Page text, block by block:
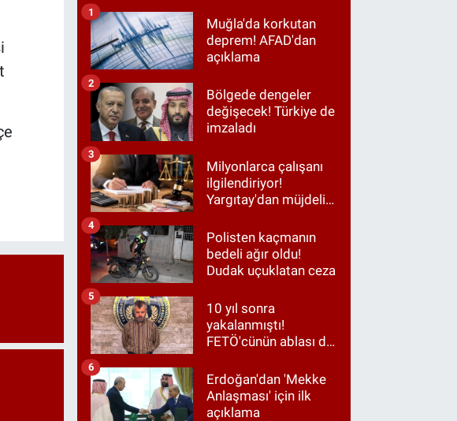
Muğla'da korkutan
deprem! AFAD'dan
açıklama
1
Bölgede dengeler
değişecek! Türkiye de
imzaladı
2
Milyonlarca çalışanı
ilgilendiriyor!
Yargıtay'dan müjdeli
3
Polisten kaçmanın
bedeli ağır oldu!
Dudak uçuklatan ceza
4
10 yıl sonra
yakalanmıştı!
FETÖ'cünün ablası da
5
Erdoğan'dan 'Mekke
Anlaşması' için ilk
açıklama
6